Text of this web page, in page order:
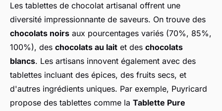
Les tablettes de chocolat artisanal offrent une
diversité impressionnante de saveurs. On trouve des
chocolats noirs aux pourcentages variés (70%, 85%,
100%), des chocolats au lait et des chocolats
blancs. Les artisans innovent également avec des
tablettes incluant des épices, des fruits secs, et
d'autres ingrédients uniques. Par exemple, Puyricard
propose des tablettes comme la Tablette Pure